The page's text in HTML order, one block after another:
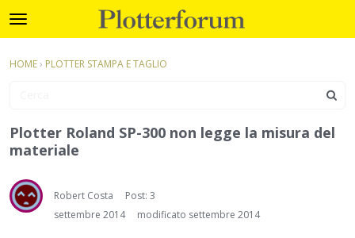
t
o
g
m
e
n
u
Plotterforum
Accedi
Discussioni
Attività
Accedi · Registrati
HOME› PLOTTER STAMPA E TAGLIO
Plotter Roland SP-300 non legge la misura del
materiale
Robert Costa
Post: 3
settembre 2014
modificato settembre 2014